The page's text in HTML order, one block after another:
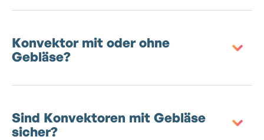
Konvektor mit oder ohne
Gebläse?
Sind Konvektoren mit Gebläse
sicher?